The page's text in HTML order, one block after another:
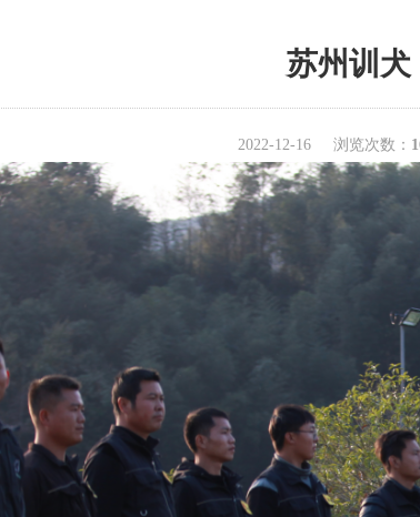
苏州训犬
2022-12-16 浏览次数：